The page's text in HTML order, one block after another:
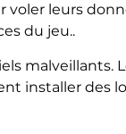
voler leurs
du jeu..
malveillants.
installer des